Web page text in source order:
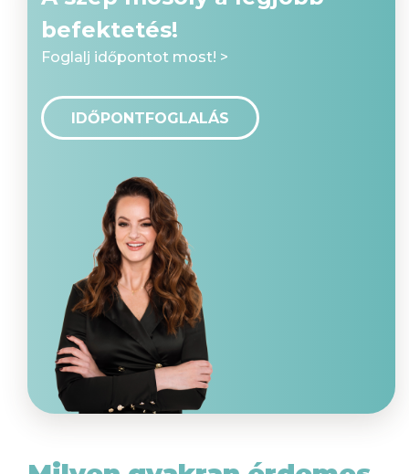
befektetés!
Foglalj időpontot most! >
IDŐPONTFOGLALÁS